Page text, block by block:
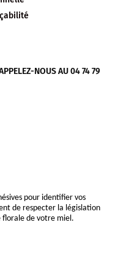
NOUS AU 04 74 79
pour identifier vos
de respecter la législation
de votre miel.